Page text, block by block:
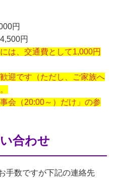
円
円
は、交通費として1,000円
迎です（ただし、ご家族へ
会（20:00～）だけ」の参
合わせ
手数ですが下記の連絡先